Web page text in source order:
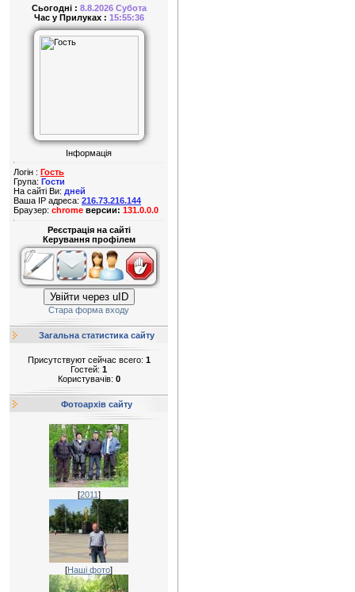
Сьогодні : 8.8.2026 Субота
Час у Прилуках : 15:55:36
Інформація
Логін : Гость
Група: Гости
На сайті Ви: дней
Ваша IP адреса: 216.73.216.144
Браузер: chrome версии: 131.0.0.0
Реєстрація на сайті
Керування профілем
Увійти через uID
Стара форма входу
Загальна статистика сайту
Присутствуют сейчас всего: 1
Гостей: 1
Користувачів: 0
Фотоархів сайту
[2011]
[Наші фото]